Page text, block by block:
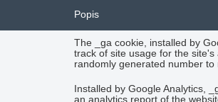
Popis
The _ga cookie, installed by
track of site usage for the
randomly generated number
Installed by Google Analytics,
an analytics report of the